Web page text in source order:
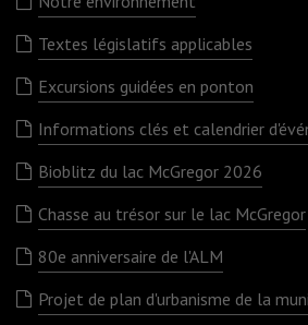
Textes législatifs applicables
Excursions guidées en ponton
Informations clés et calendrier
Bioblitz du lac McGregor 2026
Chasse au trésor sur le lac McGregor
80e anniversaire de l'ALM
Projet de plan d'urbanisme de la